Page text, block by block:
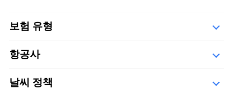
큰 꽃다발
보험 유형
항공사
유히 항공
날씨 정책